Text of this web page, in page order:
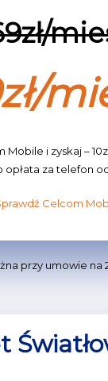
i zyskaj –
za telefon
Celcom
przy umowie na